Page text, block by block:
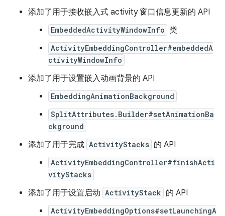
添加了用于接收嵌入式 activity 窗口信息更新的 API
EmbeddedActivityWindowInfo 类
ActivityEmbeddingController#embeddedA
ctivityWindowInfo
添加了用于设置嵌入动画背景的 API
EmbeddingAnimationBackground
SplitAttributes.Builder#setAnimationBa
ckground
添加了用于完成 ActivityStacks 的 API
ActivityEmbeddingController#finishActi
vityStacks
添加了用于设置启动 ActivityStack 的 API
ActivityEmbeddingOptions#setLaunchingA